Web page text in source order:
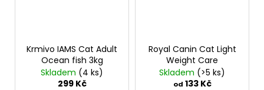
Krmivo IAMS Cat Adult
Ocean fish 3kg
Skladem (4 ks)
299 Kč
Royal Canin Cat Light
Weight Care
Skladem (>5 ks)
od 133 Kč